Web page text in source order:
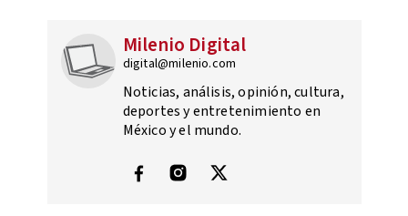
Milenio Digital
digital@milenio.com
Noticias, análisis, opinión, cultura,
deportes y entretenimiento en
México y el mundo.